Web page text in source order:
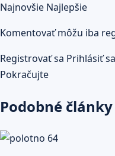
Najnovšie Najlepšie
Komentovať môžu iba
Registrovať sa Prihlásiť sa
Pokračujte
Podobné